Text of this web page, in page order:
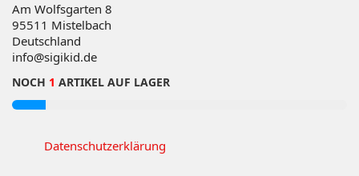
Am Wolfsgarten 8
95511 Mistelbach
Deutschland
info@sigikid.de
NOCH 1 ARTIKEL AUF LAGER
Datenschutzerklärung